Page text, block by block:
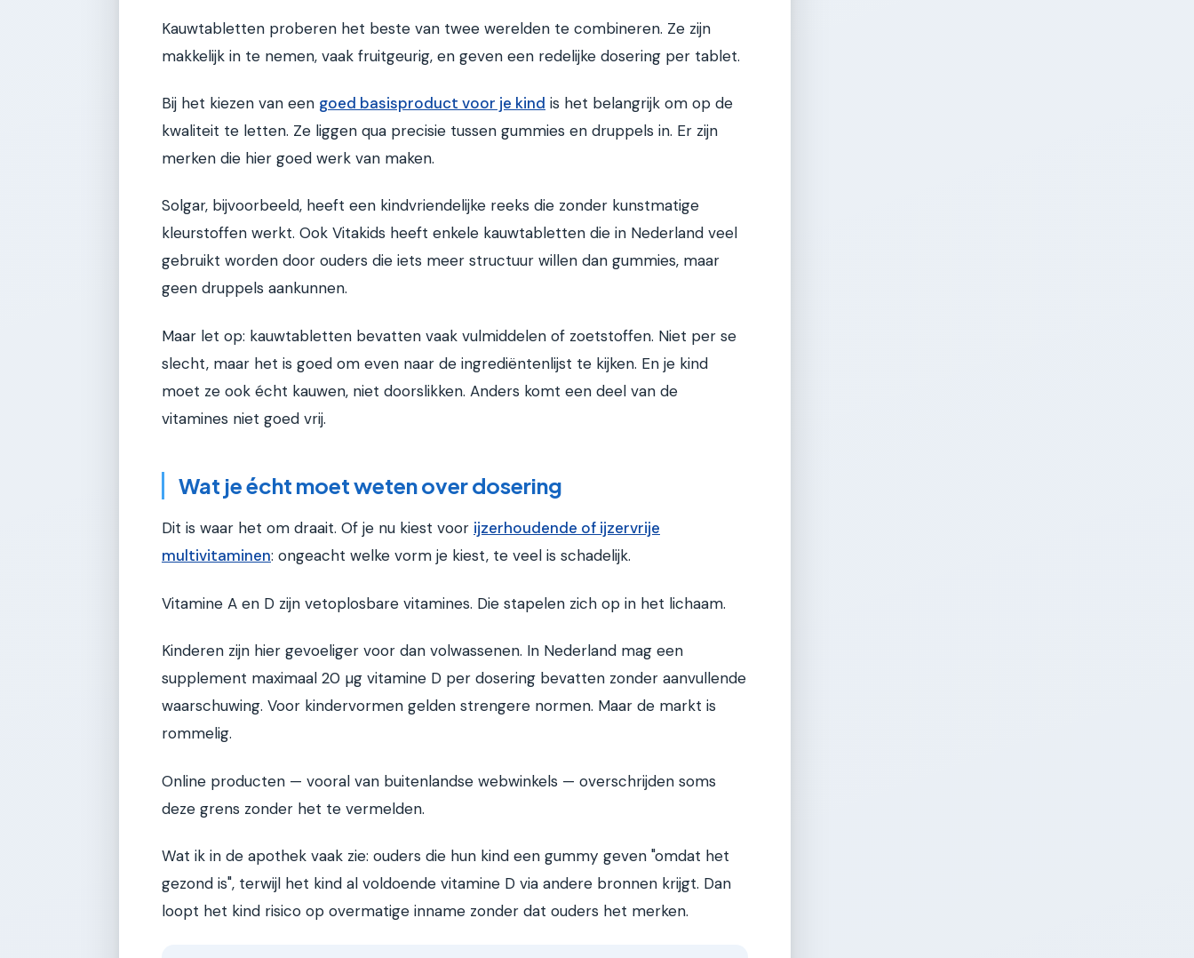
Kauwtabletten proberen het beste van twee werelden te combineren. Ze zijn
makkelijk in te nemen, vaak fruitgeurig, en geven een redelijke dosering per tablet.
Bij het kiezen van een goed basisproduct voor je kind is het belangrijk om op de
kwaliteit te letten. Ze liggen qua precisie tussen gummies en druppels in. Er zijn
merken die hier goed werk van maken.
Solgar, bijvoorbeeld, heeft een kindvriendelijke reeks die zonder kunstmatige
kleurstoffen werkt. Ook Vitakids heeft enkele kauwtabletten die in Nederland veel
gebruikt worden door ouders die iets meer structuur willen dan gummies, maar
geen druppels aankunnen.
Maar let op: kauwtabletten bevatten vaak vulmiddelen of zoetstoffen. Niet per se
slecht, maar het is goed om even naar de ingrediëntenlijst te kijken. En je kind
moet ze ook écht kauwen, niet doorslikken. Anders komt een deel van de
vitamines niet goed vrij.
Wat je écht moet weten over dosering
Dit is waar het om draait. Of je nu kiest voor ijzerhoudende of ijzervrije
multivitaminen: ongeacht welke vorm je kiest, te veel is schadelijk.
Vitamine A en D zijn vetoplosbare vitamines. Die stapelen zich op in het lichaam.
Kinderen zijn hier gevoeliger voor dan volwassenen. In Nederland mag een
supplement maximaal 20 µg vitamine D per dosering bevatten zonder aanvullende
waarschuwing. Voor kindervormen gelden strengere normen. Maar de markt is
rommelig.
Online producten — vooral van buitenlandse webwinkels — overschrijden soms
deze grens zonder het te vermelden.
Wat ik in de apothek vaak zie: ouders die hun kind een gummy geven "omdat het
gezond is", terwijl het kind al voldoende vitamine D via andere bronnen krijgt. Dan
loopt het kind risico op overmatige inname zonder dat ouders het merken.